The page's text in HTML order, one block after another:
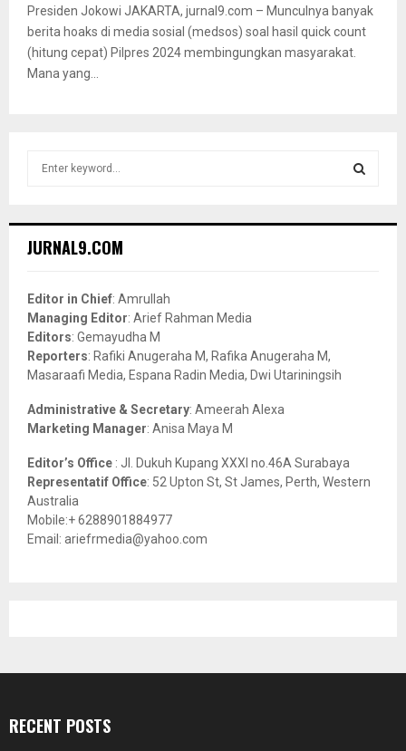
Presiden Jokowi JAKARTA, jurnal9.com – Munculnya banyak
berita hoaks di media sosial (medsos) soal hasil quick count
(hitung cepat) Pilpres 2024 membingungkan masyarakat.
Mana yang...
h
o
r
:
JURNAL9.COM
Editor in Chief: Amrullah
Managing Editor: Arief Rahman Media
Editors: Gemayudha M
Reporters: Rafiki Anugeraha M, Rafika Anugeraha M,
Masaraafi Media, Espana Radin Media, Dwi Utariningsih
Administrative & Secretary: Ameerah Alexa
Marketing Manager: Anisa Maya M
Editor’s Office : Jl. Dukuh Kupang XXXI no.46A Surabaya
Representatif Office: 52 Upton St, St James, Perth, Western
Australia
Mobile:+ 6288901884977
Email: ariefrmedia@yahoo.com
RECENT POSTS